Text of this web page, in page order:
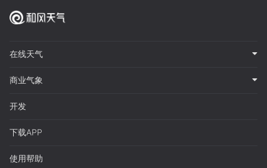
在线天气
商业气象
开发
下载APP
使用帮助